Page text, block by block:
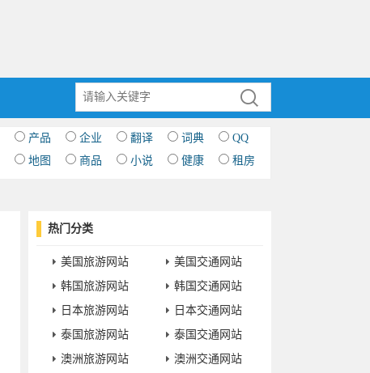
产品 企业 翻译 词典
QQ
地图 商品 小说 健康 租房
热门分类
美国旅游网站
美国交通网站
韩国旅游网站
韩国交通网站
日本旅游网站
日本交通网站
泰国旅游网站
泰国交通网站
澳洲旅游网站
澳洲交通网站